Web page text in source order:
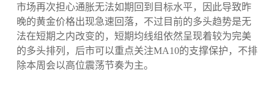
市场再次担心通胀无法如期回到目标水平，因此导致昨
晚的黄金价格出现急速回落，不过目前的多头趋势是无
法在短期之内改变的，短期均线组依然呈现着较为完美
的多头排列，后市可以重点关注MA10的支撑保护，不排
除本周会以高位震荡节奏为主。